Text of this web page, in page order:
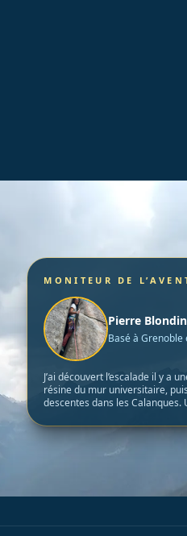
MONITEUR DE
Pierre Blondin
Basé à Grenoble
J’ai découvert l’escalade il y a
résine du mur universitaire,
descentes dans les Calanques.